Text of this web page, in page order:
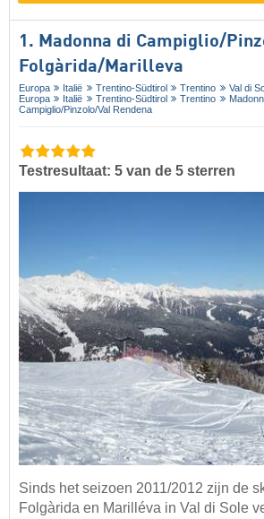
1. Madonna di Campiglio/​
Folgàrida/​Marilleva
Europa Italië Trentino-Südtirol Trentino
Val di
Europa
Italië Trentino-Südtirol Trentino
Campiglio/​Pinzolo/​Val Rendena
Testresultaat: 5 van de 5 sterren
Sinds het seizoen 2011/2012 zijn de
Folgàrida en Marilléva in Val di Sole